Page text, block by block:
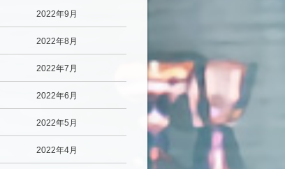
2022年9月
2022年8月
2022年7月
2022年6月
2022年5月
2022年4月